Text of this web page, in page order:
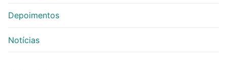
Depoimentos
Notícias